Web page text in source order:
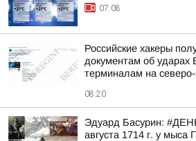
07:08
Российские хакеры
документам об
терминалам на
08:20
Эдуард Басурин:
августа 1714 г. у мыса